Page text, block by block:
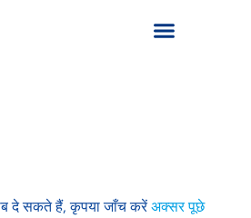
दे सकते हैं, कृपया जाँच करेंअक्सर पूछे